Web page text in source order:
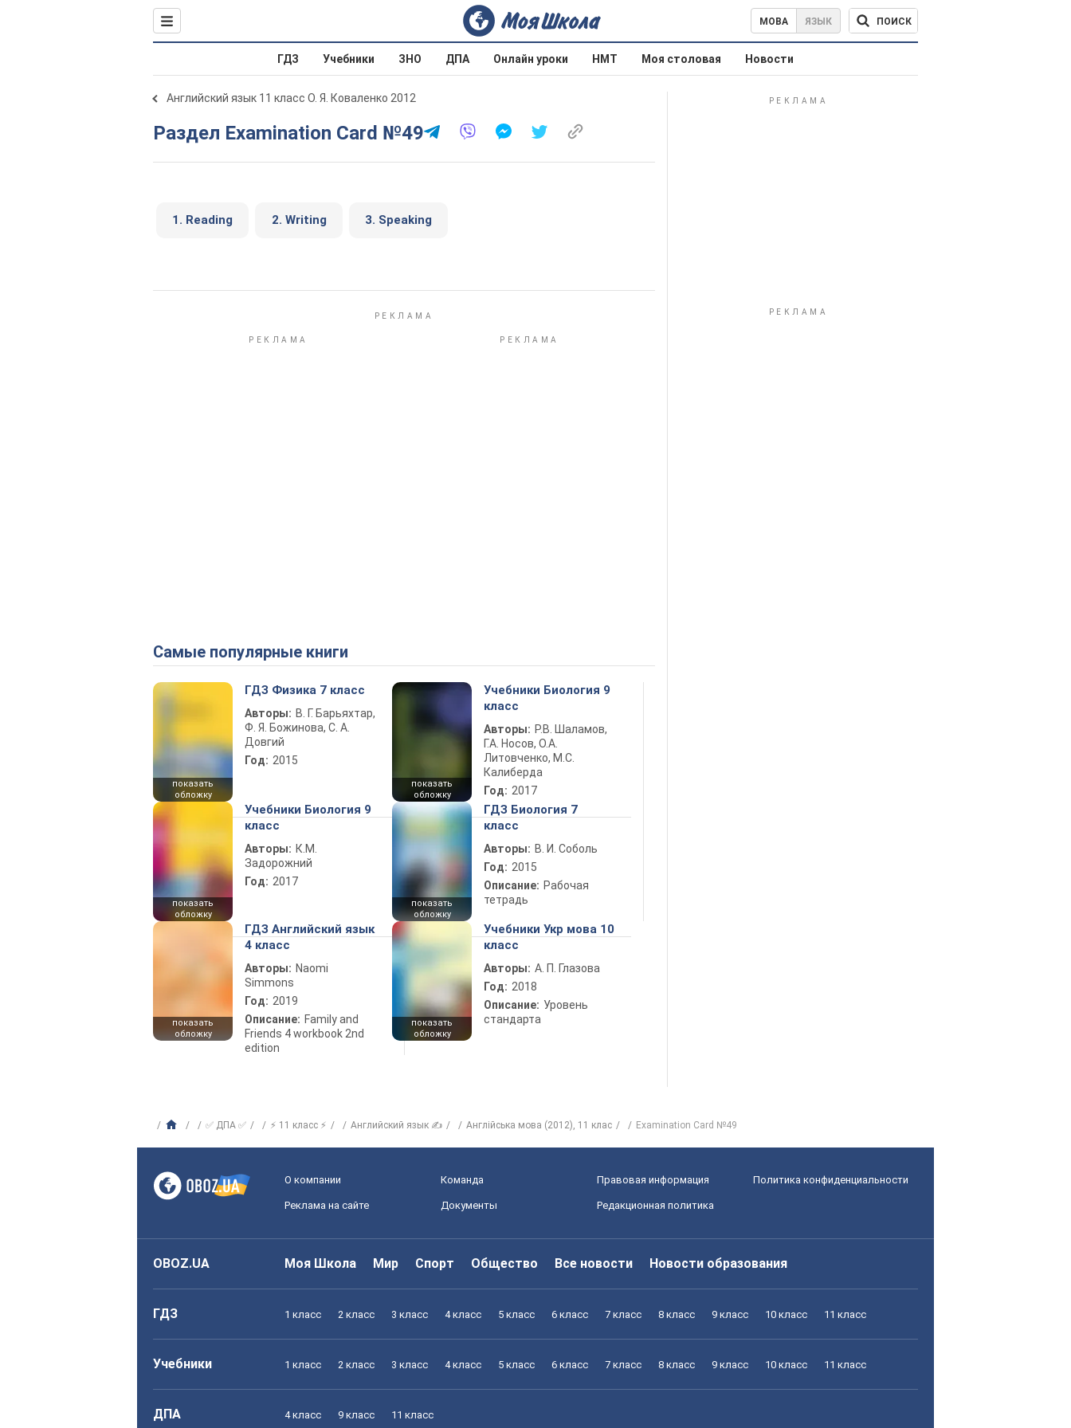
МОВА ЯЗЫК ПОИСК
ГДЗ Учебники ЗНО ДПА Онлайн уроки НМТ Моя столовая Новости
Английский язык 11 класс О. Я. Коваленко 2012
Раздел Examination Card №49
1. Reading 2. Writing 3. Speaking
Самые популярные книги
показать
обложку
ГДЗ Физика 7 класс
Авторы: В. Г. Барьяхтар,
Ф. Я. Божинова, С. А.
Довгий
Год: 2015
показать
обложку
Учебники Биология 9
класс
Авторы: Р.В. Шаламов,
Г.А. Носов, О.А.
Литовченко, М.С.
Калиберда
Год: 2017
показать
обложку
Учебники Биология 9
класс
Авторы: К.М.
Задорожний
Год: 2017
показать
обложку
ГДЗ Биология 7
класс
Авторы: В. И. Соболь
Год: 2015
Описание: Рабочая
тетрадь
показать
обложку
ГДЗ Английский язык
4 класс
Авторы: Naomi
Simmons
Год: 2019
Описание: Family and
Friends 4 workbook 2nd
edition
показать
обложку
Учебники Укр мова 10
класс
Авторы: А. П. Глазова
Год: 2018
Описание: Уровень
стандарта
✅ ДПА ✅ ⚡ 11 класс ⚡ Английский язык ✍ Англійська мова (2012), 11 клас Examination Card №49
О компании Команда Правовая информация Политика конфиденциальности
Реклама на сайте Документы Редакционная политика
OBOZ.UA Моя Школа Мир Спорт Общество Все новости Новости образования
ГДЗ 1 класс 2 класс 3 класс 4 класс 5 класс 6 класс 7 класс 8 класс 9 класс 10 класс 11 класс
Учебники 1 класс 2 класс 3 класс 4 класс 5 класс 6 класс 7 класс 8 класс 9 класс 10 класс 11 класс
ДПА 4 класс 9 класс 11 класс